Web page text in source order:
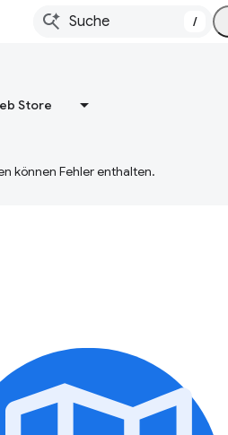
/
Store
können Fehler enthalten.